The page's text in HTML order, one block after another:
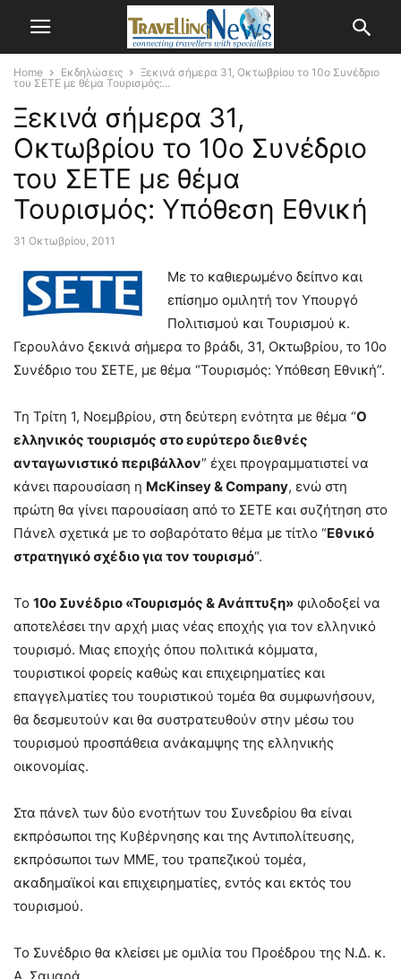
Home Εκδηλώσεις
Ξεκινά σήμερα 31, Οκτωβρίου το 10ο Συνέδριο
του ΣΕΤΕ με θέμα Τουρισμός:...
Ξεκινά σήμερα 31,
Οκτωβρίου το 10ο Συνέδριο
του ΣΕΤΕ με θέμα
Τουρισμός: Υπόθεση Εθνική
31 Οκτωβρίου, 2011
Με το καθιερωμένο δείπνο και
επίσημο ομιλητή τον Υπουργό
Πολιτισμού και Τουρισμού κ.
Γερουλάνο ξεκινά σήμερα το βράδι, 31, Οκτωβρίου, το 10ο
Συνέδριο του ΣΕΤΕ, με θέμα “Τουρισμός: Υπόθεση Εθνική”.
Τη Τρίτη 1, Νοεμβρίου, στη δεύτερη ενότητα με θέμα “Ο
ελληνικός τουρισμός στο ευρύτερο διεθνές
ανταγωνιστικό περιβάλλον” έχει προγραμματιστεί να
κάνει παρουσίαση η McKinsey & Company, ενώ στη
πρώτη θα γίνει παρουσίαση από το ΣΕΤΕ και συζήτηση στο
Πάνελ σχετικά με το σοβαρότατο θέμα με τίτλο “Εθνικό
στρατηγικό σχέδιο για τον τουρισμό“.
Το 10ο Συνέδριο «Τουρισμός & Ανάπτυξη» φιλοδοξεί να
αποτελέσει την αρχή μιας νέας εποχής για τον ελληνικό
τουρισμό. Μιας εποχής όπου πολιτικά κόμματα,
τουριστικοί φορείς καθώς και επιχειρηματίες και
επαγγελματίες του τουριστικού τομέα θα συμφωνήσουν,
θα δεσμευτούν και θα συστρατευθούν στην μέσω του
τουρισμού προσπάθεια ανάκαμψης της ελληνικής
οικονομίας.
Στα πάνελ των δύο ενοτήτων του Συνεδρίου θα είναι
εκπρόσωποι της Κυβέρνησης και της Αντιπολίτευσης,
εκπρόσωποι των ΜΜΕ, του τραπεζικού τομέα,
ακαδημαϊκοί και επιχειρηματίες, εντός και εκτός του
τουρισμού.
Το Συνέδριο θα κλείσει με ομιλία του Προέδρου της Ν.Δ. κ.